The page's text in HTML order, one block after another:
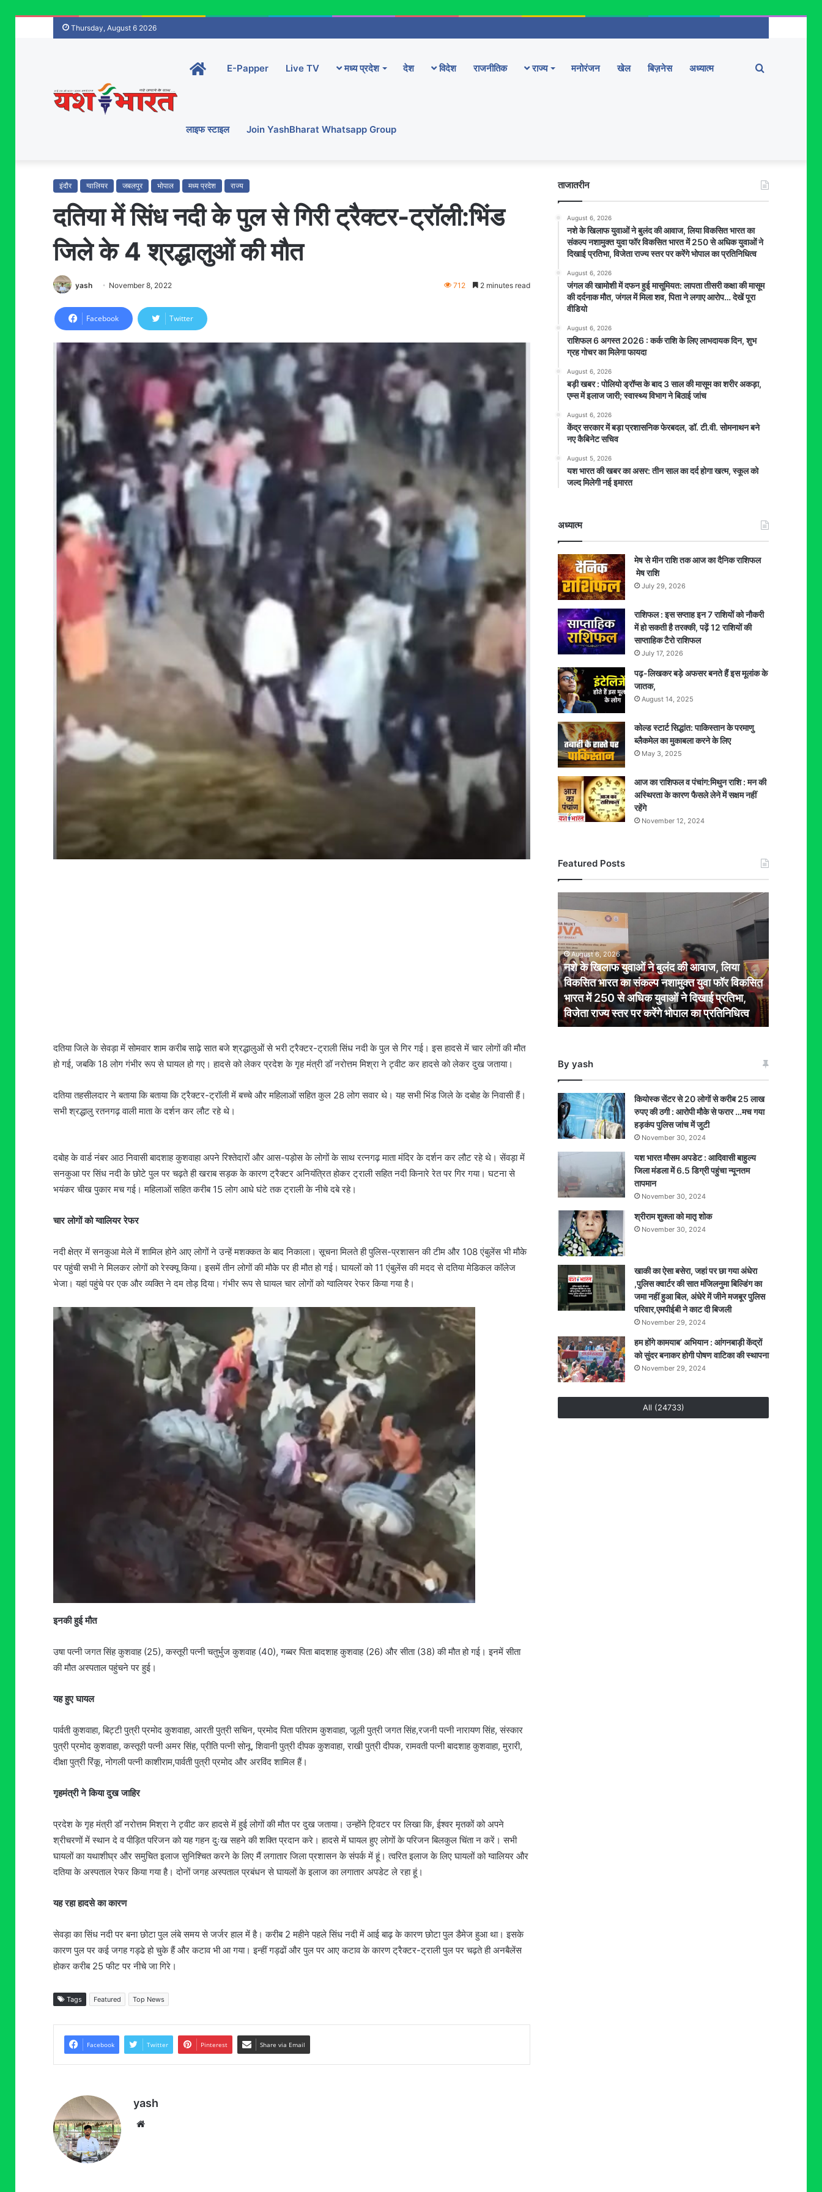
Thursday, August 6 2026
Home-
main
E-Papper Live TV मध्य प्रदेश देश विदेश राजनीतिक राज्य मनोरंजन खेल बिज़नेस अध्यात्म
लाइफ स्टाइल Join YashBharat Whatsapp Group
Search
इंदौर ग्वालियर जबलपुर भोपाल मध्य प्रदेश राज्य
दतिया में सिंध नदी के पुल से गिरी ट्रैक्टर-ट्रॉली:भिंड
जिले के 4 श्रद्धालुओं की मौत
yash November 8, 2022 712 2 minutes read
Facebook Twitter
दतिया जिले के सेवड़ा में सोमवार शाम करीब साढ़े सात बजे श्रद्धालुओं से भरी ट्रैक्टर-ट्राली सिंध नदी के पुल से गिर गई। इस हादसे में चार लोगों की मौत
हो गई, जबकि 18 लोग गंभीर रूप से घायल हो गए। हादसे को लेकर प्रदेश के गृह मंत्री डॉ नरोत्तम मिश्रा ने ट्वीट कर हादसे को लेकर दुख जताया।
दतिया तहसीलदार ने बताया कि बताया कि ट्रैक्टर-ट्रॉली में बच्चे और महिलाओं सहित कुल 28 लोग सवार थे। यह सभी भिंड जिले के दबोह के निवासी हैं।
सभी श्रद्धालु रतनगढ़ वाली माता के दर्शन कर लौट रहे थे।
दबोह के वार्ड नंबर आठ निवासी बादशाह कुशवाहा अपने रिश्तेदारों और आस-पड़ोस के लोगों के साथ रत्नगढ़ माता मंदिर के दर्शन कर लौट रहे थे। सेंवड़ा में
सनकुआ पर सिंध नदी के छोटे पुल पर चढ़ते ही खराब सड़क के कारण ट्रैक्टर अनियंत्रित होकर ट्राली सहित नदी किनारे रेत पर गिर गया। घटना से
भयंकर चीख पुकार मच गई। महिलाओं सहित करीब 15 लोग आधे घंटे तक ट्राली के नीचे दबे रहे।
चार लोगों को ग्वालियर रेफर
नदी क्षेत्र में सनकुआ मेले में शामिल होने आए लोगों ने उन्हें मशक्कत के बाद निकाला। सूचना मिलते ही पुलिस-प्रशासन की टीम और 108 एंबुलेंस भी मौके
पर पहुंची सभी ने मिलकर लोगों को रेस्क्यू किया। इसमें तीन लोगों की मौके पर ही मौत हो गई। घायलों को 11 एंबुलेंस की मदद से दतिया मेडिकल कॉलेज
भेजा। यहां पहुंचे पर एक और व्यक्ति ने दम तोड़ दिया। गंभीर रूप से घायल चार लोगों को ग्वालियर रेफर किया गया है।
इनकी हुई मौत
उषा पत्नी जगत सिंह कुशवाह (25), कस्तूरी पत्नी चतुर्भुज कुशवाह (40), गब्बर पिता बादशाह कुशवाह (26) और सीता (38) की मौत हो गई। इनमें सीता
की मौत अस्पताल पहुंचने पर हुई।
यह हुए घायल
पार्वती कुशवाहा, बिट्टी पुत्री प्रमोद कुशवाहा, आरती पुत्री सचिन, प्रमोद पिता पतिराम कुशवाहा, जूली पुत्री जगत सिंह,रजनी पत्नी नारायण सिंह, संस्कार
पुत्री प्रमोद कुशवाहा, कस्तूरी पत्नी अमर सिंह, प्रीति पत्नी सोनू, शिवानी पुत्री दीपक कुशवाहा, राखी पुत्री दीपक, रामवती पत्नी बादशाह कुशवाहा, मुरारी,
दीक्षा पुत्री रिंकू, नोगली पत्नी काशीराम,पार्वती पुत्री प्रमोद और अरविंद शामिल हैं।
गृहमंत्री ने किया दुख जाहिर
प्रदेश के गृह मंत्री डॉ नरोत्तम मिश्रा ने ट्वीट कर हादसे में हुई लोगों की मौत पर दुख जताया। उन्होंने ट्विटर पर लिखा कि, ईश्वर मृतकों को अपने
श्रीचरणों में स्थान दे व पीड़ित परिजन को यह गहन दुःख सहने की शक्ति प्रदान करे। हादसे में घायल हुए लोगों के परिजन बिलकुल चिंता न करें। सभी
घायलों का यथाशीघ्र और समुचित इलाज सुनिश्चित करने के लिए मैं लगातार जिला प्रशासन के संपर्क में हूं। त्वरित इलाज के लिए घायलों को ग्वालियर और
दतिया के अस्पताल रेफर किया गया है। दोनों जगह अस्पताल प्रबंधन से घायलों के इलाज का लगातार अपडेट ले रहा हूं।
यह रहा हादसे का कारण
सेवड़ा का सिंध नदी पर बना छोटा पुल लंबे समय से जर्जर हाल में है। करीब 2 महीने पहले सिंध नदी में आई बाढ़ के कारण छोटा पुल डैमेज हुआ था। इसके
कारण पुल पर कई जगह गड्ढे हो चुके हैं और कटाव भी आ गया। इन्हीं गड्ढों और पुल पर आए कटाव के कारण ट्रैक्टर-ट्राली पुल पर चढ़ते ही अनबैलेंस
होकर करीब 25 फीट पर नीचे जा गिरे।
Tags Featured Top News
Facebook Twitter Pinterest Share via Email
yash
Website
ताजातरीन
August 6, 2026
नशे के खिलाफ युवाओं ने बुलंद की आवाज, लिया विकसित भारत का
संकल्प नशामुक्त युवा फॉर विकसित भारत में 250 से अधिक युवाओं ने
दिखाई प्रतिभा, विजेता राज्य स्तर पर करेंगे भोपाल का प्रतिनिधित्व
August 6, 2026
जंगल की खामोशी में दफन हुई मासूमियत: लापता तीसरी कक्षा की मासूम
की दर्दनाक मौत, जंगल में मिला शव, पिता ने लगाए आरोप… देखें पूरा
वीडियो
August 6, 2026
राशिफल 6 अगस्त 2026 : कर्क राशि के लिए लाभदायक दिन, शुभ
ग्रह गोचर का मिलेगा फायदा
August 6, 2026
बड़ी खबर : पोलियो ड्रॉप्स के बाद 3 साल की मासूम का शरीर अकड़ा,
एम्स में इलाज जारी; स्वास्थ्य विभाग ने बिठाई जांच
August 6, 2026
केंद्र सरकार में बड़ा प्रशासनिक फेरबदल, डॉ. टी.वी. सोमनाथन बने
नए कैबिनेट सचिव
August 5, 2026
यश भारत की खबर का असर: तीन साल का दर्द होगा खत्म, स्कूल को
जल्द मिलेगी नई इमारत
अध्यात्म
मेष से मीन राशि तक आज का दैनिक राशिफल
मेष राशि
July 29, 2026
राशिफल : इस सप्ताह इन 7 राशियों को नौकरी
में हो सकती है तरक्की, पढ़ें 12 राशियों की
साप्ताहिक टैरो राशिफल
July 17, 2026
पढ़-लिखकर बड़े अफसर बनते हैं इस मूलांक के
जातक,
August 14, 2025
कोल्ड स्टार्ट सिद्धांत: पाकिस्तान के परमाणु
ब्लैकमेल का मुकाबला करने के लिए
May 3, 2025
आज का राशिफल व पंचांग:मिथुन राशि : मन की
अस्थिरता के कारण फैसले लेने में सक्षम नहीं
रहेंगे
November 12, 2024
Featured Posts
के
खिलाफ
युवाओं
ने
बुलंद
की
आवाज,
लिया
विकसित
भारत
नशामुक्त
युवा
विकसित
भारत
में
250
से
अधिक
युवाओं
ने
प्रतिभा,
विजेता
राज्य
स्तर
करेंगे
भोपाल
का
August 6, 2026
नशे के खिलाफ युवाओं ने बुलंद की आवाज, लिया
विकसित भारत का संकल्प नशामुक्त युवा फॉर विकसित
भारत में 250 से अधिक युवाओं ने दिखाई प्रतिभा,
विजेता राज्य स्तर पर करेंगे भोपाल का प्रतिनिधित्व
By yash
कियोस्क सेंटर से 20 लोगों से करीब 25 लाख
रुपए की ठगी : आरोपी मौके से फरार …मच गया
हड़कंप पुलिस जांच में जुटी
November 30, 2024
यश भारत मौसम अपडेट : आदिवासी बाहुल्य
जिला मंडला में 6.5 डिग्री पहुंचा न्यूनतम
तापमान
November 30, 2024
श्रीराम शुक्ला को मातृ शोक
November 30, 2024
खाकी का ऐसा बसेरा, जहां पर छा गया अंधेरा
,पुलिस क्वार्टर की सात मंजिलनुमा बिल्डिंग का
जमा नहीं हुआ बिल, अंधेरे में जीने मजबूर पुलिस
परिवार,एमपीईबी ने काट दी बिजली
November 29, 2024
हम होंगे कामयाब’ अभियान : आंगनबाड़ी केंद्रों
को सुंदर बनाकर होगी पोषण वाटिका की स्थापना
November 29, 2024
All (24733)